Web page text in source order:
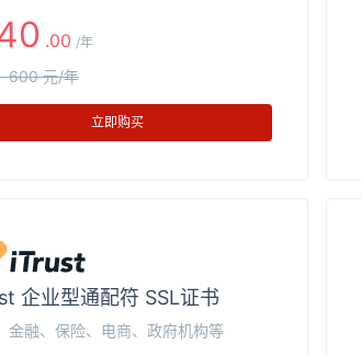
.00 /年
600 元/年
立即购买
企业型通配符 SSL证书
金融、保险、电商、政府机构等